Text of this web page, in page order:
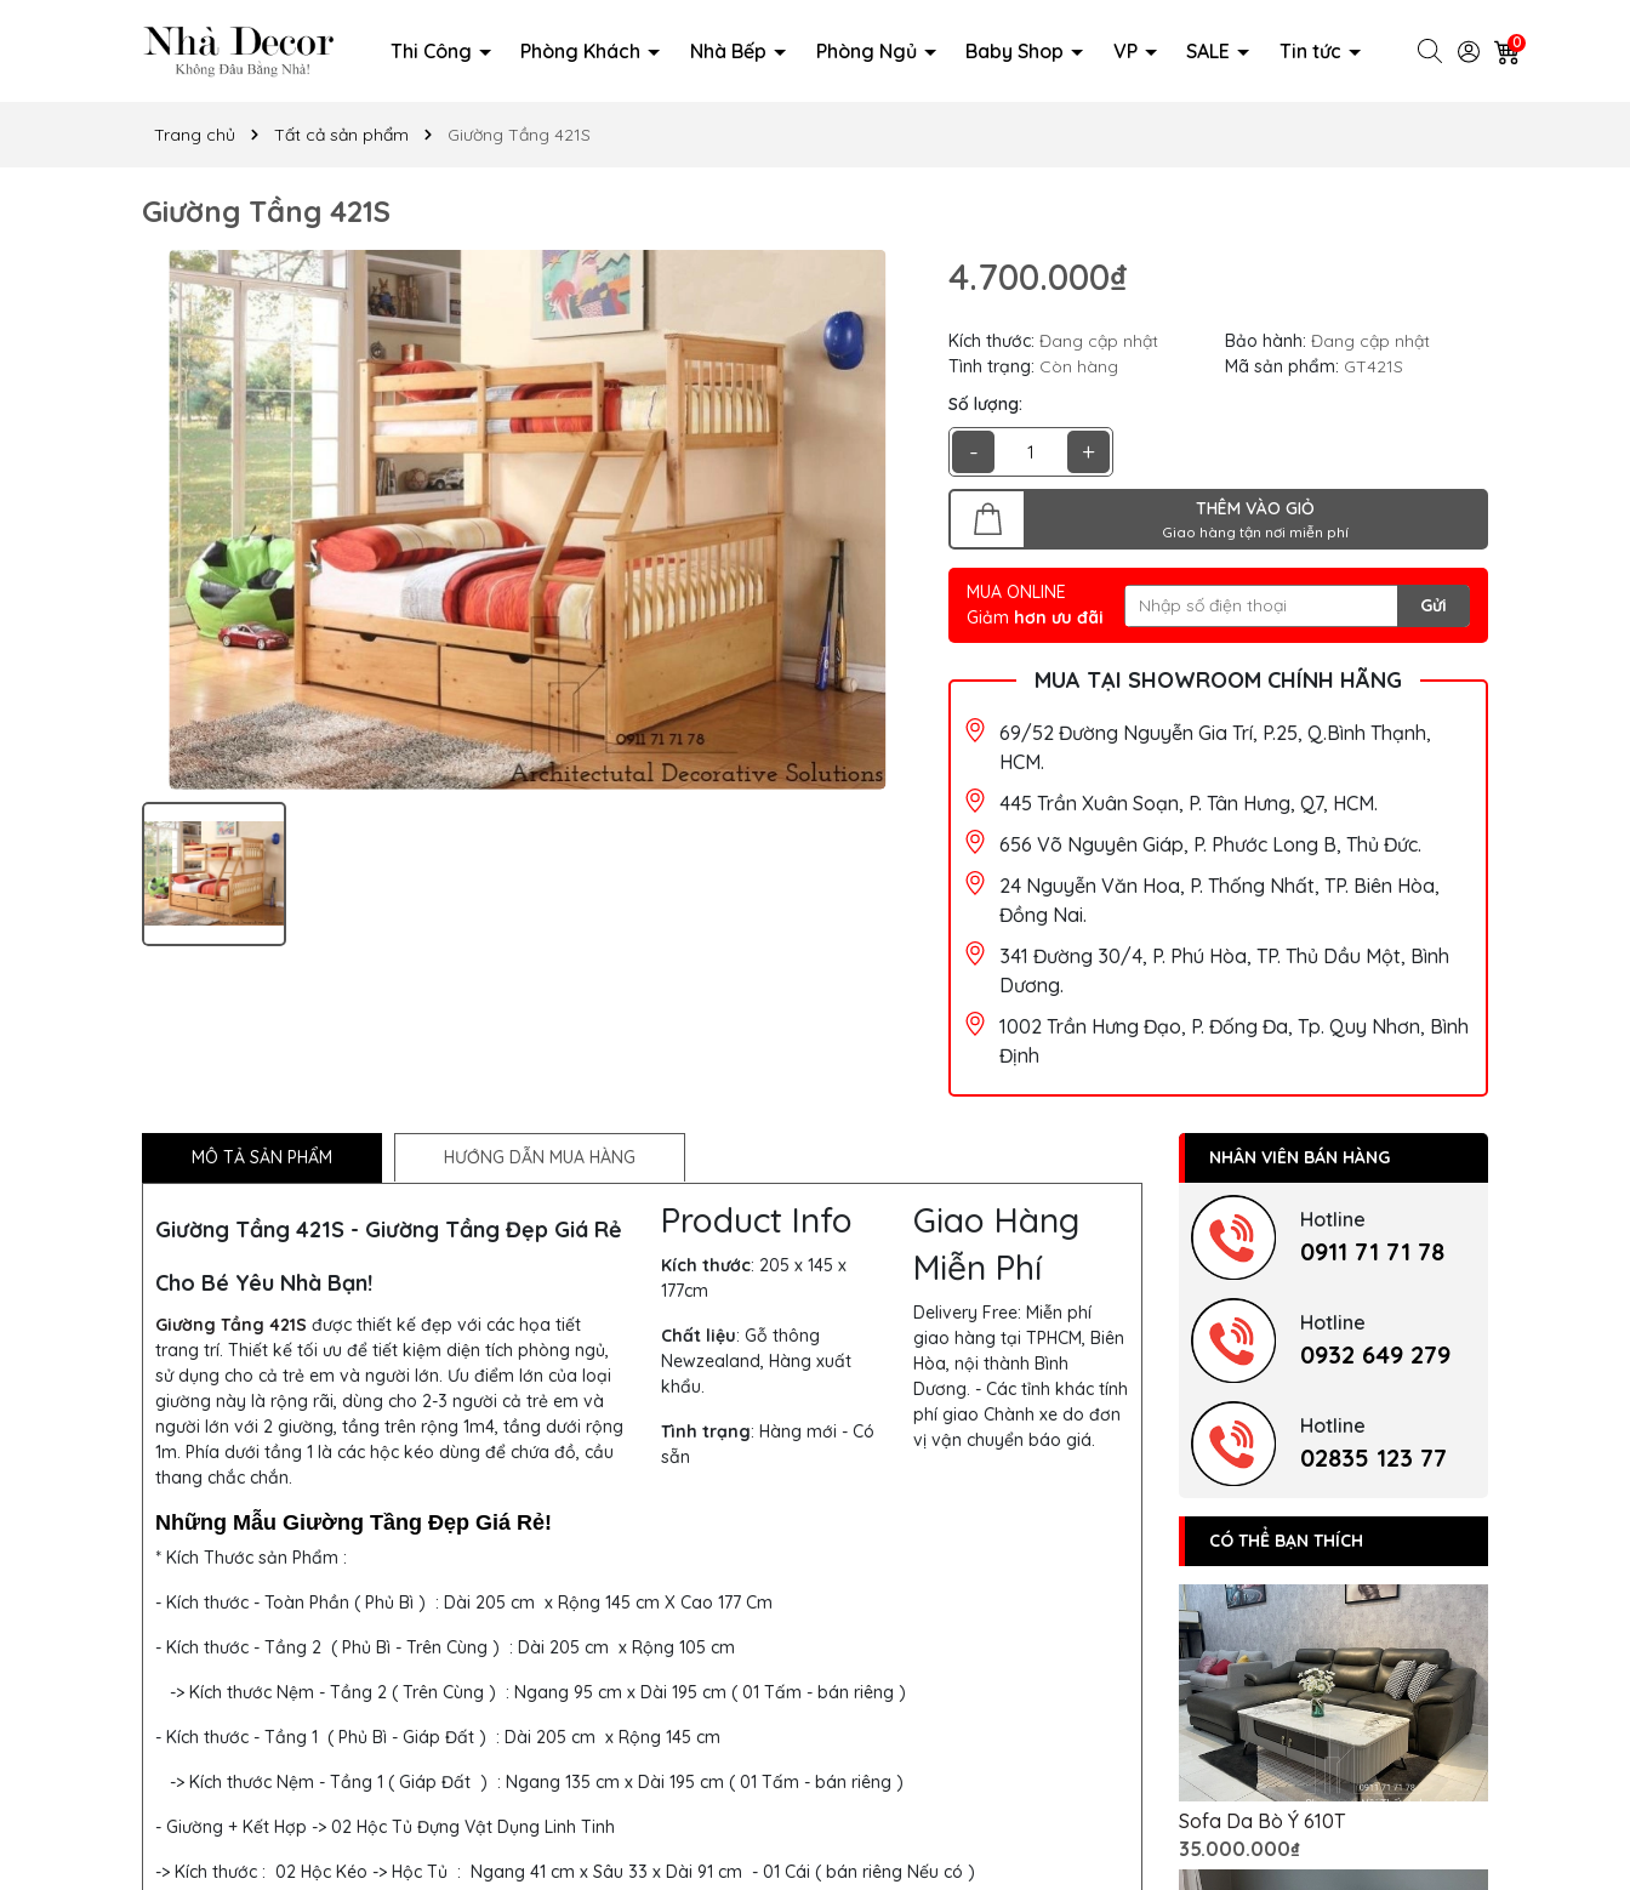
Thi Công Phòng Khách Nhà Bếp Phòng Ngủ Baby Shop VP SALE Tin tức 0
Trang chủ Tất cả sản phẩm Giường Tầng 421S
Giường Tầng 421S
4.700.000₫
Kích thước: Đang cập nhật Bảo hành: Đang cập nhật
Tình trạng: Còn hàng Mã sản phẩm: GT421S
Số lượng:
- +
THÊM VÀO GIỎ
Giao hàng tận nơi miễn phí
MUA ONLINE
Giảm hơn ưu đãi
Gửi
MUA TẠI SHOWROOM CHÍNH HÃNG
69/52 Đường Nguyễn Gia Trí, P.25, Q.Bình Thạnh,
HCM.
445 Trần Xuân Soạn, P. Tân Hưng, Q7, HCM.
656 Võ Nguyên Giáp, P. Phước Long B, Thủ Đức.
24 Nguyễn Văn Hoa, P. Thống Nhất, TP. Biên Hòa,
Đồng Nai.
341 Đường 30/4, P. Phú Hòa, TP. Thủ Dầu Một, Bình
Dương.
1002 Trần Hưng Đạo, P. Đống Đa, Tp. Quy Nhơn, Bình
Định
MÔ TẢ SẢN PHẨM HƯỚNG DẪN MUA HÀNG
Giường Tầng 421S - Giường Tầng Đẹp Giá Rẻ
Cho Bé Yêu Nhà Bạn!
Giường Tầng 421S được thiết kế đẹp với các họa tiết
trang trí. Thiết kế tối ưu để tiết kiệm diện tích phòng ngủ,
sử dụng cho cả trẻ em và người lớn. Ưu điểm lớn của loại
giường này là rộng rãi, dùng cho 2-3 người cả trẻ em và
người lớn với 2 giường, tầng trên rộng 1m4, tầng dưới rộng
1m. Phía dưới tầng 1 là các hộc kéo dùng để chứa đồ, cầu
thang chắc chắn.
Product Info
Kích thước: 205 x 145 x
177cm
Chất liệu: Gỗ thông
Newzealand, Hàng xuất
khẩu.
Tình trạng: Hàng mới - Có
sẵn
Giao Hàng
Miễn Phí
Delivery Free: Miễn phí
giao hàng tại TPHCM, Biên
Hòa, nội thành Bình
Dương. - Các tỉnh khác tính
phí giao Chành xe do đơn
vị vận chuyển báo giá.
Những Mẫu Giường Tầng Đẹp Giá Rẻ!
* Kích Thước sản Phẩm :
- Kích thước - Toàn Phần ( Phủ Bì ) : Dài 205 cm x Rộng 145 cm X Cao 177 Cm
- Kích thước - Tầng 2 ( Phủ Bì - Trên Cùng ) : Dài 205 cm x Rộng 105 cm
-> Kích thước Nệm - Tầng 2 ( Trên Cùng ) : Ngang 95 cm x Dài 195 cm ( 01 Tấm - bán riêng )
- Kích thước - Tầng 1 ( Phủ Bì - Giáp Đất ) : Dài 205 cm x Rộng 145 cm
-> Kích thước Nệm - Tầng 1 ( Giáp Đất ) : Ngang 135 cm x Dài 195 cm ( 01 Tấm - bán riêng )
- Giường + Kết Hợp -> 02 Hộc Tủ Đựng Vật Dụng Linh Tinh
-> Kích thước : 02 Hộc Kéo -> Hộc Tủ : Ngang 41 cm x Sâu 33 x Dài 91 cm - 01 Cái ( bán riêng Nếu có )
NHÂN VIÊN BÁN HÀNG
Hotline
0911 71 71 78
Hotline
0932 649 279
Hotline
02835 123 77
CÓ THỂ BẠN THÍCH
Sofa Da Bò Ý 610T
35.000.000₫